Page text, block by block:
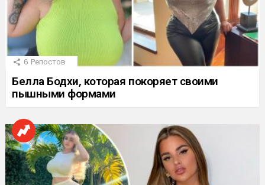
6 Репостов
Белла Бодхи, которая покоряет своими
пышными формами